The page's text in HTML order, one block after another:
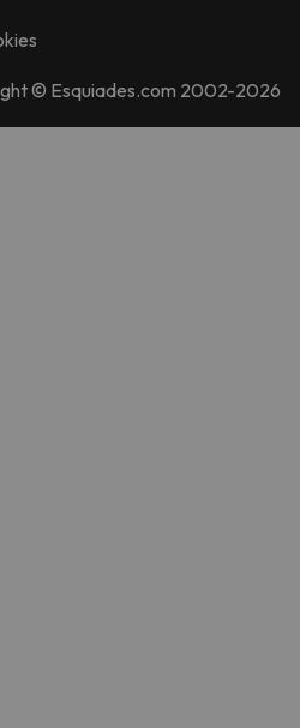
© Esquiades.com 2002-2026